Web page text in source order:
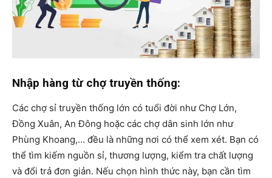
Nhập hàng từ chợ truyền thống:
Các chợ sỉ truyền thống lớn có tuổi đời như Chợ Lớn,
Đồng Xuân, An Đông hoặc các chợ dân sinh lớn như
Phùng Khoang,… đều là những nơi có thể xem xét. Bạn có
thể tìm kiếm nguồn sỉ, thương lượng, kiểm tra chất lượng
và đổi trả đơn giản. Nếu chọn hình thức này, bạn cần tìm